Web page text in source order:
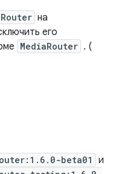
на
его
MediaRouter . (
beta01 и